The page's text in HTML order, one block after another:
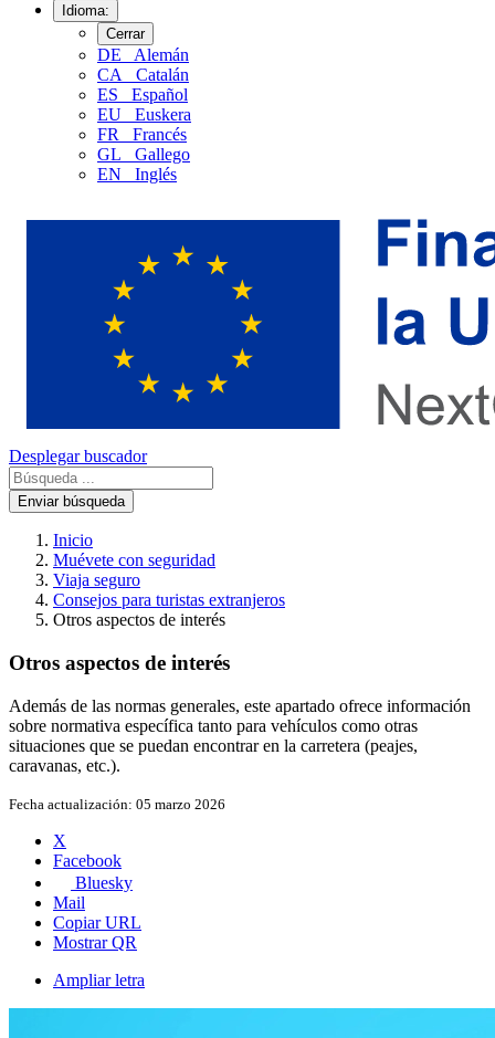
Idioma:
Cerrar
DE
Alemán
CA
Catalán
ES
Español
EU
Euskera
FR
Francés
GL
Gallego
EN
Inglés
Desplegar buscador
Enviar búsqueda
Inicio
Muévete con seguridad
Viaja seguro
Consejos para turistas extranjeros
Otros aspectos de interés
Otros aspectos de interés
Además de las normas generales, este apartado ofrece información
sobre normativa específica tanto para vehículos como otras
situaciones que se puedan encontrar en la carretera (peajes,
caravanas, etc.).
Fecha actualización: 05 marzo 2026
X
Facebook
Bluesky
Mail
Copiar URL
Mostrar QR
Ampliar letra